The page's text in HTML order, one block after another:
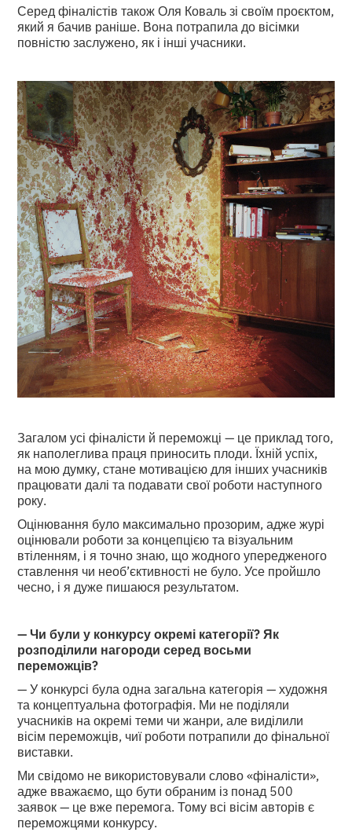
Серед фіналістів також Оля Коваль зі своїм проєктом,
який я бачив раніше. Вона потрапила до вісімки
повністю заслужено, як і інші учасники.
Загалом усі фіналісти й переможці — це приклад того,
як наполеглива праця приносить плоди. Їхній успіх,
на мою думку, стане мотивацією для інших учасників
працювати далі та подавати свої роботи наступного
року.
Оцінювання було максимально прозорим, адже журі
оцінювали роботи за концепцією та візуальним
втіленням, і я точно знаю, що жодного упередженого
ставлення чи необ’єктивності не було. Усе пройшло
чесно, і я дуже пишаюся результатом.
— Чи були у конкурсу окремі категорії? Як
розподілили нагороди серед восьми
переможців?
— У конкурсі була одна загальна категорія — художня
та концептуальна фотографія. Ми не поділяли
учасників на окремі теми чи жанри, але виділили
вісім переможців, чиї роботи потрапили до фінальної
виставки.
Ми свідомо не використовували слово «фіналісти»,
адже вважаємо, що бути обраним із понад 500
заявок — це вже перемога. Тому всі вісім авторів є
переможцями конкурсу.